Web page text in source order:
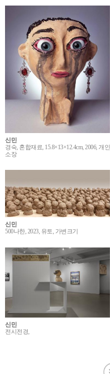
신민
경숙, 혼합재료, 15.8×13×12.4cm, 2006, 개인
소장
신민
500나한, 2023, 유토, 가변크기
신민
전시전경,